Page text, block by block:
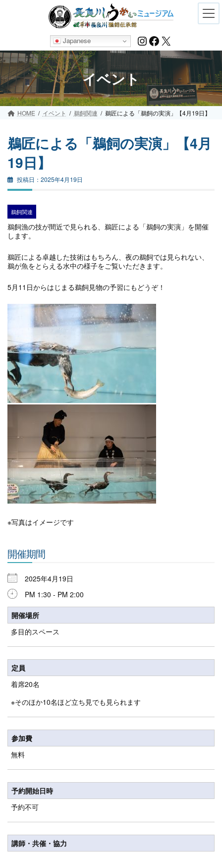
Japanese Instagram
Facebook
X
イベント
HOME イベント 鵜飼関連 鵜匠による「鵜飼の実演」【4月19日】
鵜匠による「鵜飼の実演」【4月
19日】
2025年4月19日
鵜飼関連
鵜飼漁の技が間近で見られる、鵜匠による「鵜飼の実演」を開催
します。
鵜匠による卓越した技術はもちろん、夜の鵜飼では見られない、
鵜が魚をとらえる水中の様子をご覧いただきます。
5月11日からはじまる鵜飼見物の予習にもどうぞ！
※写真はイメージです
開催期間
2025年4月19日
PM 1:30 - PM 2:00
開催場所
多目的スペース
定員
着席20名
※そのほか10名ほど立ち見でも見られます
参加費
無料
予約開始日時
予約不可
講師・共催・協力